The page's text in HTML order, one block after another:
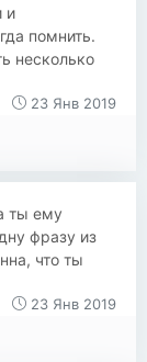
и
помнить.
несколько
23 Янв 2019
ты ему
фразу из
что ты
23 Янв 2019